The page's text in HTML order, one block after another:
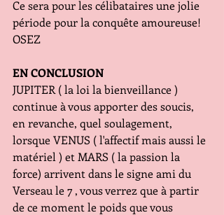
Ce sera pour les célibataires une jolie
période pour la conquête amoureuse!
OSEZ
EN CONCLUSION
JUPITER ( la loi la bienveillance )
continue à vous apporter des soucis,
en revanche, quel soulagement,
lorsque VENUS ( l'affectif mais aussi le
matériel ) et MARS ( la passion la
force) arrivent dans le signe ami du
Verseau le 7 , vous verrez que à partir
de ce moment le poids que vous